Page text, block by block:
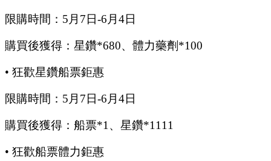
限購時間： 5 月 7 日-6 月 4日
購買後獲得：星鑽*680、體力藥劑*100
• 狂歡星鑽船票鉅惠
限購時間： 5 月 7 日-6 月 4日
購買後獲得：船票*1、星鑽*1111
• 狂歡船票體力鉅惠